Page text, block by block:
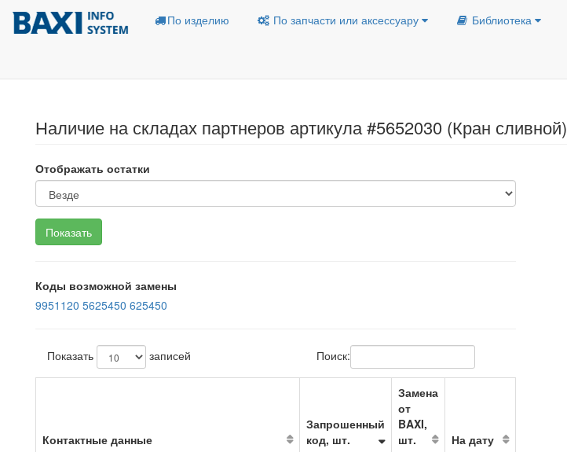
По изделию По запчасти или аксессуару Библиотека
Наличие на складах партнеров артикула #5652030 (Кран сливной)
Отображать остатки
Коды возможной замены
9951120 5625450 625450
Показать записей Поиск:
Контактные данные
Запрошенный
код, шт.
Замена
от
BAXI,
шт.
На дату